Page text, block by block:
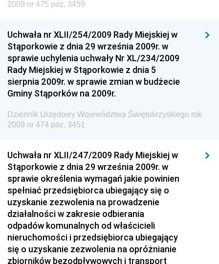
Społecznej
Dziennik Urzędowy Ministra Rozwoju
Dziennik Urzędowy Ministra Infrastruktury i
Budownictwa
Dziennik Urzędowy Ministra Gospodarki Morskiej i
Żeglugi Śródlądowej
Dziennik Urzędowy Ministra Energii
Dziennik Urzędowy Ministra Finansów
Dziennik Urzędowy Ministra Rozwoju i Finansów
Dziennik Urzędowy Wyższego Urzędu Górniczego
Dziennik Urzędowy Prezesa Urzędu Transportu
Kolejowego
Dziennik Urzędowy Ministra Przedsiębiorczości i
Technologii
Dziennik Urzędowy Ministra Inwestycji i Rozwoju
2009 nr 475 poz. 3459
Uchwała nr XLII/254/2009 Rady Miejskiej w
Stąporkowie z dnia 29 września 2009r. w
sprawie uchylenia uchwały Nr XL/234/2009
Rady Miejskiej w Stąporkowie z dnia 5
sierpnia 2009r. w sprawie zmian w budżecie
Gminy Stąporków na 2009r.
Dziennik Urzędowy Województwa Świętokrzyskiego rok
2009 nr 474 poz. 3451
Uchwała nr XLII/247/2009 Rady Miejskiej w
Stąporkowie z dnia 29 września 2009r. w
sprawie określenia wymagań jakie powinien
spełniać przedsiębiorca ubiegający się o
uzyskanie zezwolenia na prowadzenie
działalności w zakresie odbierania
odpadów komunalnych od właścicieli
nieruchomości i przedsiębiorca ubiegający
się o uzyskanie zezwolenia na opróżnianie
zbiorników bezodpływowych i transport